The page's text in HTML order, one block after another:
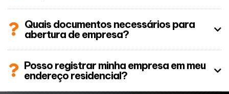
Quais documentos necessários para
abertura de empresa?
Posso registrar minha empresa em meu
endereço residencial?